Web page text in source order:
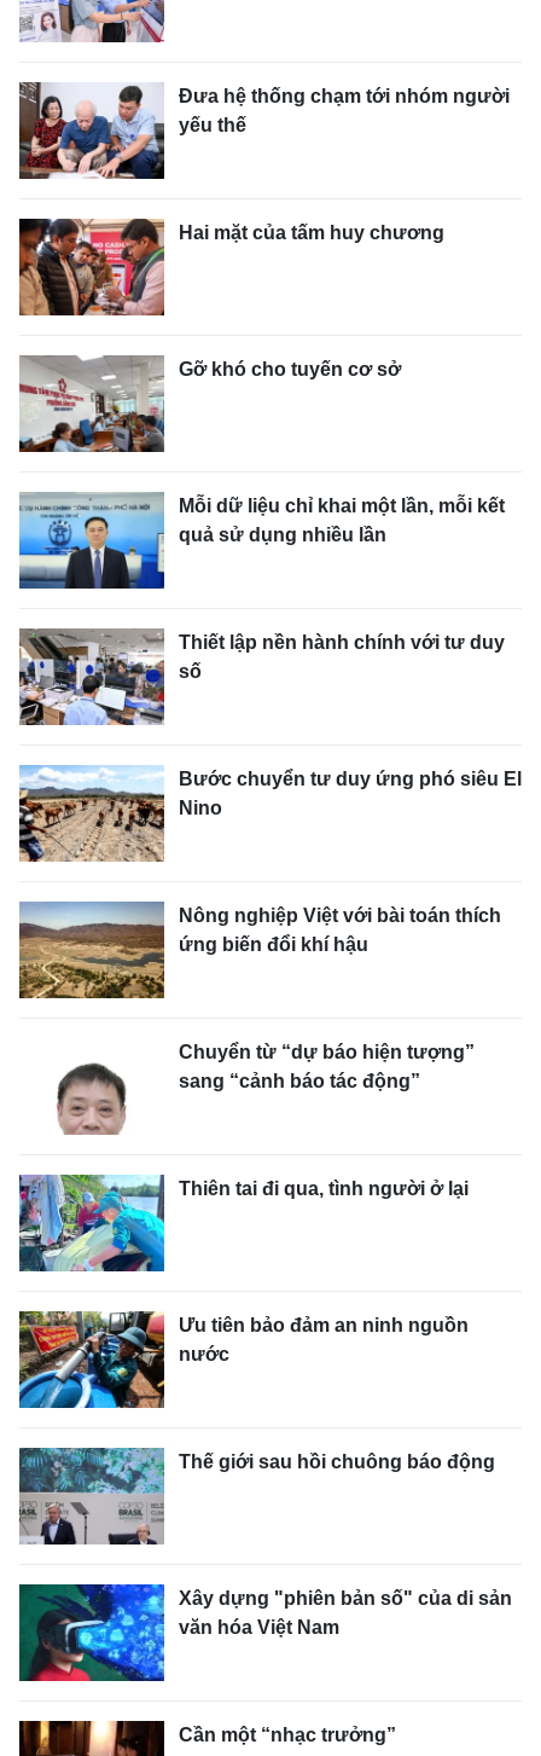
Đưa hệ thống chạm tới nhóm người
yếu thế
Hai mặt của tấm huy chương
Gỡ khó cho tuyến cơ sở
Mỗi dữ liệu chỉ khai một lần, mỗi kết
quả sử dụng nhiều lần
Thiết lập nền hành chính với tư duy
số
Bước chuyển tư duy ứng phó siêu El
Nino
Nông nghiệp Việt với bài toán thích
ứng biến đổi khí hậu
Chuyển từ “dự báo hiện tượng”
sang “cảnh báo tác động”
Thiên tai đi qua, tình người ở lại
Ưu tiên bảo đảm an ninh nguồn
nước
Thế giới sau hồi chuông báo động
Xây dựng "phiên bản số" của di sản
văn hóa Việt Nam
Cần một “nhạc trưởng”